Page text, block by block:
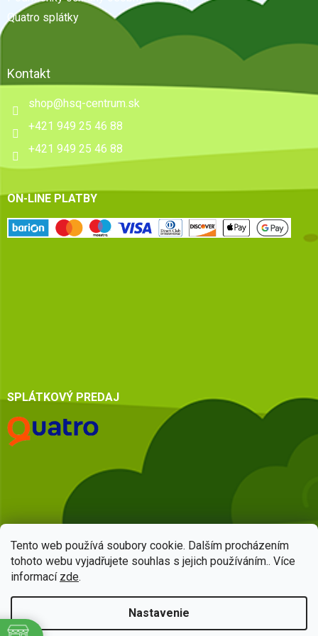
Tento web používá soubory cookie. Dalším procházením
tohoto webu vyjadřujete souhlas s jejich používáním.. Více
informací zde.
Nastavenie
Quatro splátky
Kontakt
shop@hsq-centrum.sk
+421 949 25 46 88
+421 949 25 46 88
ON-LINE PLATBY
SPLÁTKOVÝ PREDAJ